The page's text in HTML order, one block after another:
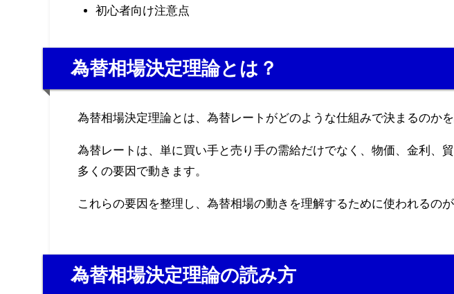
初心者向け注意点
為替相場決定理論とは？
為替相場決定理論とは、為替レートがどのような仕組みで決まるのか
為替レートは、単に買い手と売り手の需給だけでなく、物価、金利、
多くの要因で動きます。
これらの要因を整理し、為替相場の動きを理解するために使われるの
為替相場決定理論の読み方